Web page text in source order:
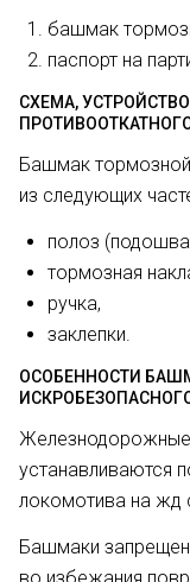
башмак
паспорт на
СХЕМА,
Башмак
из следующих
полоз
тормозная
ручка,
заклепки.
ОСОБЕННОСТИ
устанавливаются
локомотива на жд
Башмаки